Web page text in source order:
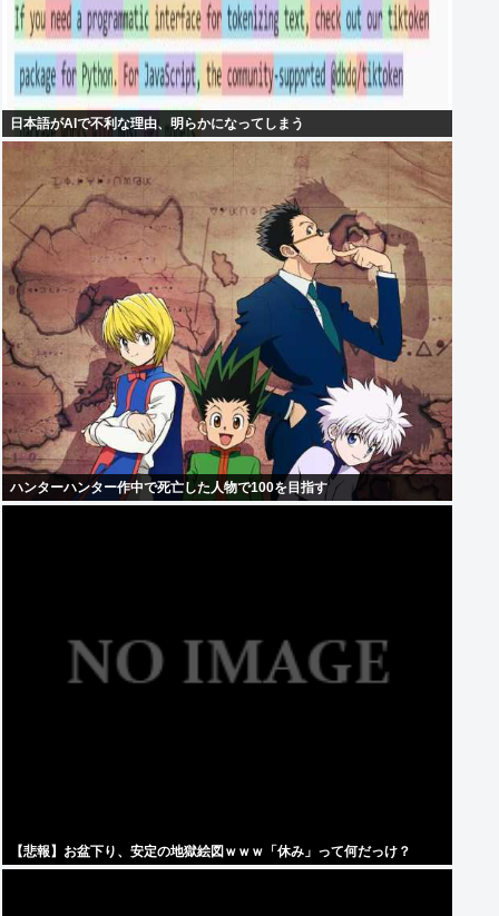
日本語がAIで不利な理由、明らかになってしまう
ハンターハンター作中で死亡した人物で100を目指す
【悲報】お盆下り、安定の地獄絵図ｗｗｗ「休み」って何だっけ？